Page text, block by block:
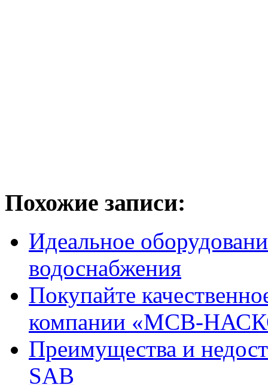
Похожие записи:
Идеальное
водоснабжения
Покупайте
компании «МСВ-
Преимущества и
SAB